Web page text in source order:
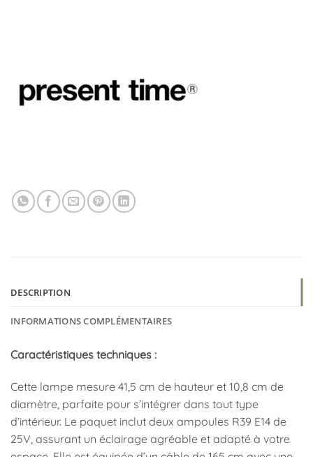
DESCRIPTION
INFORMATIONS COMPLÉMENTAIRES
Caractéristiques techniques :
Cette lampe mesure 41,5 cm de hauteur et 10,8 cm de
diamètre, parfaite pour s’intégrer dans tout type
d’intérieur. Le paquet inclut deux ampoules R39 E14 de
25V, assurant un éclairage agréable et adapté à votre